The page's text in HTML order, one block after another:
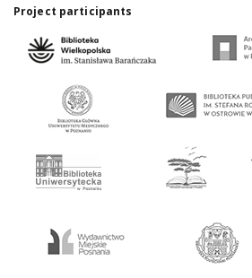
Project participants